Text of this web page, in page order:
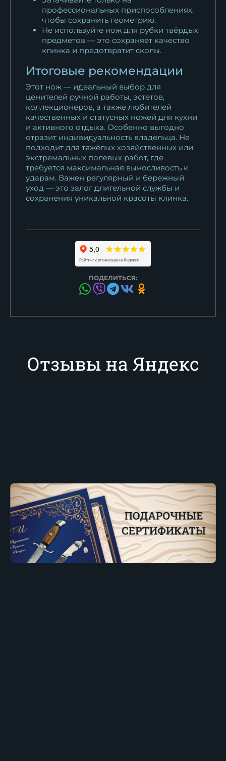
профессиональных приспособлениях,
чтобы сохранить геометрию.
Не используйте нож для рубки твёрдых
предметов — это сохраняет качество
клинка и предотвратит сколы.
Итоговые рекомендации
Этот нож — идеальный выбор для
ценителей ручной работы, эстетов,
коллекционеров, а также любителей
качественных и статусных ножей для кухни
и активного отдыха. Особенно выгодно
отразит индивидуальность владельца. Не
подходит для тяжёлых хозяйственных или
экстремальных полевых работ, где
требуется максимальная выносливость к
ударам. Важен регулярный и бережный
уход — это залог длительной службы и
сохранения уникальной красоты клинка.
ПОДЕЛИТЬСЯ:
Отзывы на Яндекс